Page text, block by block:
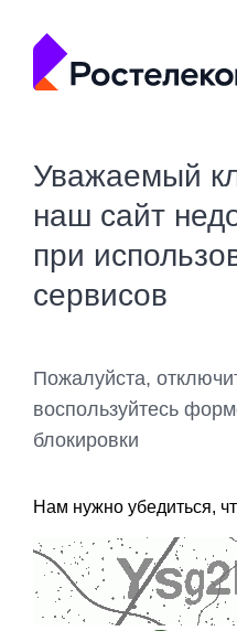
Уважаемый
наш сайт
при
сервисов
Пожалуйста,
воспользуйтесь
блокировки
Нам нужно убедиться,